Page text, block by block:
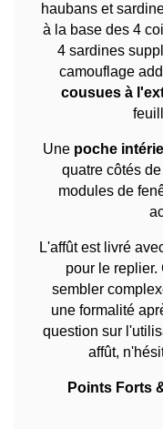
haubans et
à la base des 4
4 sardines
camouflage
cousues à
Une poche
quatre côtés
modules de
L'affût est livré
pour le
sembler
une formalité
question sur
affût,
Points Forts